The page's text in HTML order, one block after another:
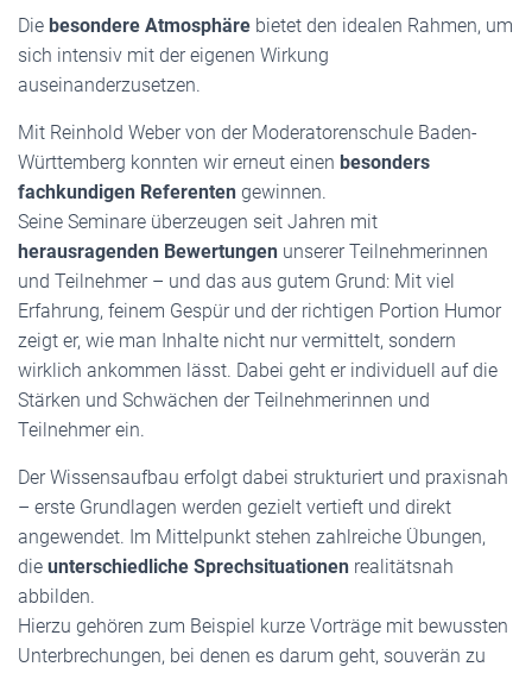
Die besondere Atmosphäre bietet den idealen Rahmen, um
sich intensiv mit der eigenen Wirkung
auseinanderzusetzen.
Mit Reinhold Weber von der Moderatorenschule Baden-
Württemberg konnten wir erneut einen besonders
fachkundigen Referenten gewinnen.
Seine Seminare überzeugen seit Jahren mit
herausragenden Bewertungen unserer Teilnehmerinnen
und Teilnehmer – und das aus gutem Grund: Mit viel
Erfahrung, feinem Gespür und der richtigen Portion Humor
zeigt er, wie man Inhalte nicht nur vermittelt, sondern
wirklich ankommen lässt. Dabei geht er individuell auf die
Stärken und Schwächen der Teilnehmerinnen und
Teilnehmer ein.
Der Wissensaufbau erfolgt dabei strukturiert und praxisnah
– erste Grundlagen werden gezielt vertieft und direkt
angewendet. Im Mittelpunkt stehen zahlreiche Übungen,
die unterschiedliche Sprechsituationen realitätsnah
abbilden.
Hierzu gehören zum Beispiel kurze Vorträge mit bewussten
Unterbrechungen, bei denen es darum geht, souverän zu